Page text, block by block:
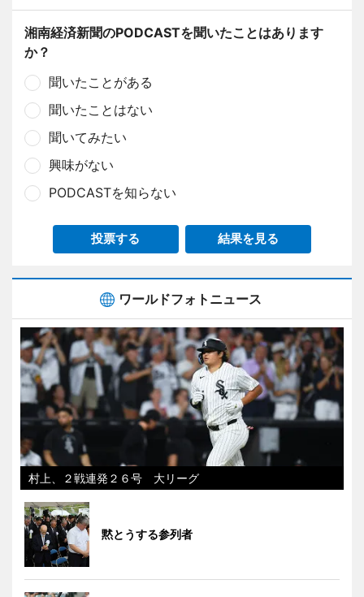
湘南経済新聞のPODCASTを聞いたことはあります
か？
聞いたことがある
聞いたことはない
聞いてみたい
興味がない
PODCASTを知らない
投票する 結果を見る
ワールドフォトニュース
村上、２戦連発２６号 大リーグ
黙とうする参列者